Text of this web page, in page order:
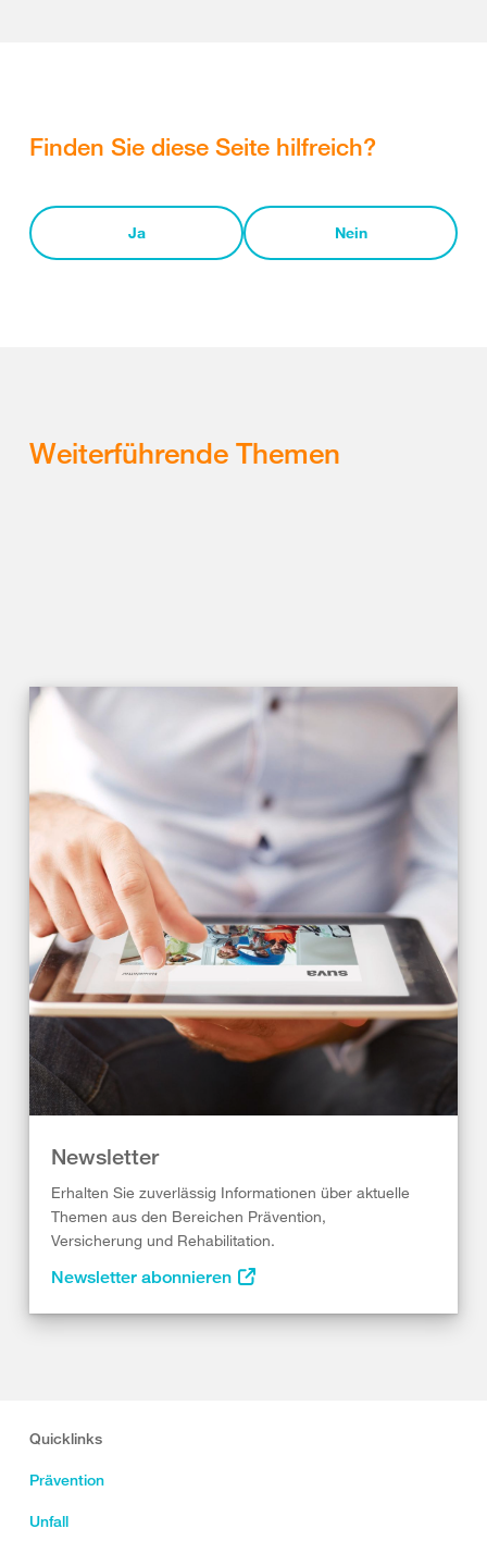
Finden Sie diese Seite hilfreich?
Ja Nein
Weiterführende Themen
Newsletter
Erhalten Sie zuverlässig Informationen über aktuelle
Themen aus den Bereichen Prävention,
Versicherung und Rehabilitation.
Newsletter abonnieren
Quicklinks
Prävention
Unfall